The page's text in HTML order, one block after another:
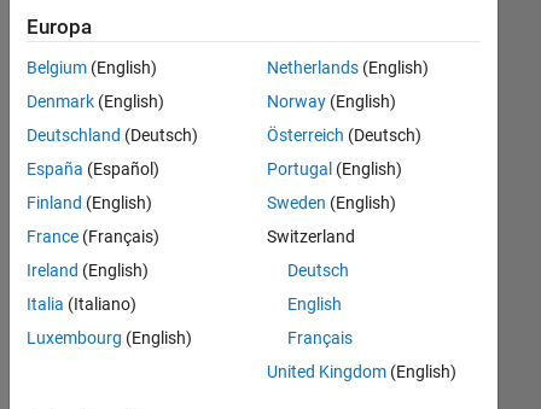
Ihren
Suchkriterien
entsprechen.
können
die
Suchkriterien
weiter
fassen
oder
alle
Stellenangebote
anzeigen .
Europa
Belgium (English)
Denmark (English)
Deutschland (Deutsch)
España (Español)
Finland (English)
France (Français)
Ireland (English)
Italia (Italiano)
Luxembourg (English)
Netherlands(English)
Norway(English)
Österreich (Deutsch)
Portugal (English)
Sweden (English)
Switzerland
Deutsch
English
Français
United Kingdom(English)